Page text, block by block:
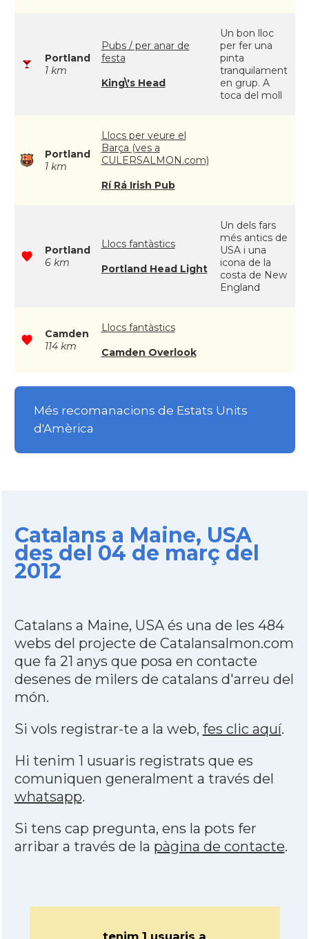
Portland
1 km
Pubs / per anar de
festa
King\'s Head
Un bon lloc
per fer una
pinta
tranquilament
en grup. A
toca del moll
Portland
1 km
Llocs per veure el
Barça (ves a
CULERSALMON.com)
Rí Rá Irish Pub
Portland
6 km
Llocs fantàstics
Portland Head Light
Un dels fars
més antics de
USA i una
icona de la
costa de New
England
Camden
114 km
Llocs fantàstics
Camden Overlook
Més recomanacions de Estats Units
d'Amèrica
Catalans a Maine, USA
des del 04 de març del
2012
Catalans a Maine, USA és una de les 484
webs del projecte de Catalansalmon.com
que fa 21 anys que posa en contacte
desenes de milers de catalans d'arreu del
món.
Si vols registrar-te a la web, fes clic aquí.
Hi tenim 1 usuaris registrats que es
comuniquen generalment a través del
whatsapp.
Si tens cap pregunta, ens la pots fer
arribar a través de la pàgina de contacte.
tenim 1 usuaris a